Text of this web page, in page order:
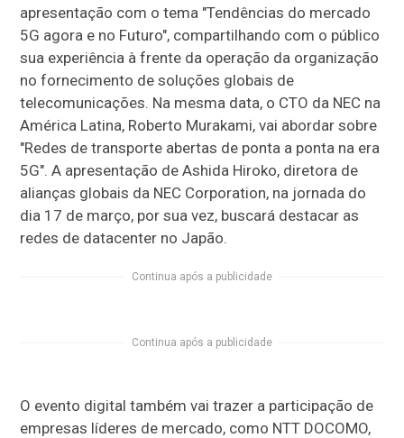
apresentação com o tema "Tendências do mercado
5G agora e no Futuro", compartilhando com o público
sua experiência à frente da operação da organização
no fornecimento de soluções globais de
telecomunicações. Na mesma data, o CTO da NEC na
América Latina, Roberto Murakami, vai abordar sobre
"Redes de transporte abertas de ponta a ponta na era
5G". A apresentação de Ashida Hiroko, diretora de
alianças globais da NEC Corporation, na jornada do
dia 17 de março, por sua vez, buscará destacar as
redes de datacenter no Japão.
Continua após a publicidade
Continua após a publicidade
O evento digital também vai trazer a participação de
empresas líderes de mercado, como NTT DOCOMO,